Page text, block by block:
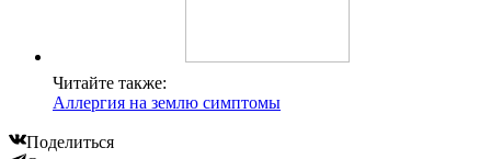
Читайте также:
Аллергия на землю симптомы
Поделиться